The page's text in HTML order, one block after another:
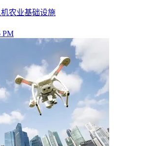
农业基础设施
PM